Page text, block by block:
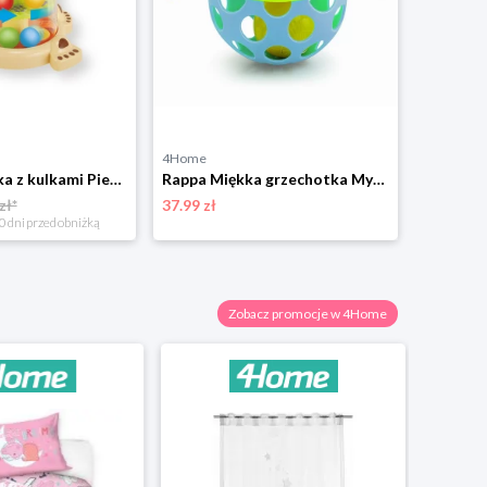
Rappa Zabawka z kulkami Pies, 26 cm
dni przed obniżką
4Home
Rappa Miękka grzechotka Mysz, 17 cm x 11 cm
37.99 zł
Zobacz promocje w 4Home